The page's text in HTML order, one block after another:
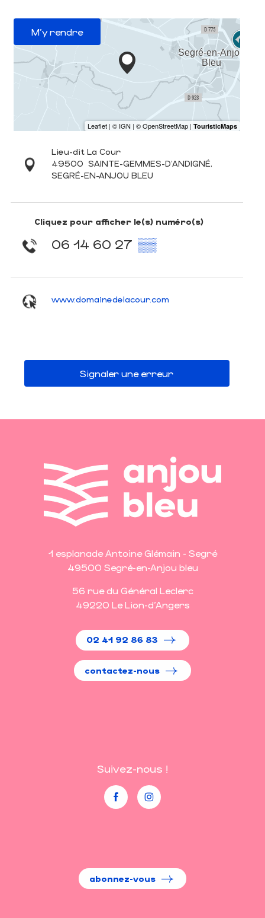
M'y rendre
Lieu-dit La Cour
49500 SAINTE-GEMMES-D'ANDIGNÉ,
SEGRÉ-EN-ANJOU BLEU
Cliquez pour afficher le(s) numéro(s)
06 14 60 27 ▒▒
www.domainedelacour.com
Signaler une erreur
1 esplanade Antoine Glémain - Segré
49500 Segré-en-Anjou bleu
56 rue du Général Leclerc
49220 Le Lion-d'Angers
02 41 92 86 83
contactez-nous
Suivez-nous !
abonnez-vous